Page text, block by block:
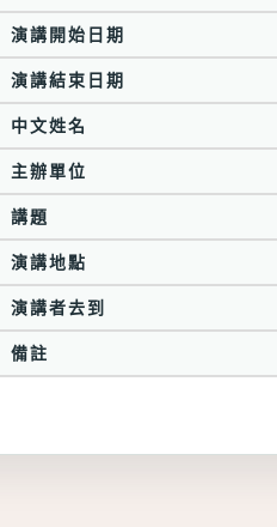
演講開始日期
演講結束日期
中文姓名
主辦單位
講題
演講地點
演講者去到
備註